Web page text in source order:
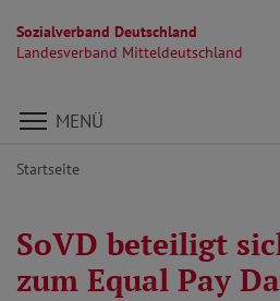
Sozialverband Deutschland
Landesverband Mitteldeutschland
Direkt zu den Inhalten springen
MENÜ
Startseite
SoVD beteiligt
zum Equal Pay